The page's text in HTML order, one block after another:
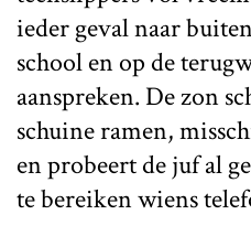
ieder geval naar
school en op de
aanspreken. De zon
schuine ramen,
en probeert de juf al
te bereiken wiens